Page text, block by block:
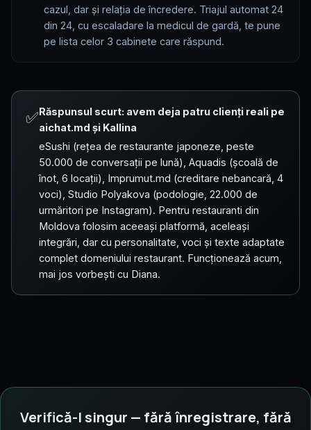
cazul, dar și relația de încredere. Triajul automat 24
din 24, cu escaladare la medicul de gardă, te pune
pe lista celor 3 cabinete care răspund.
✅Răspunsul scurt: avem deja patru clienți reali pe
aichat.md și Kallina
eSushi (rețea de restaurante japoneze, peste
50.000 de conversații pe lună), Aquadis (școală de
înot, 6 locații), Imprumut.md (creditare nebancară, 4
voci), Studio Polyakova (podologie, 22.000 de
urmăritori pe Instagram). Pentru restauranti din
Moldova folosim aceeași platformă, aceleași
integrări, dar cu personalitate, voci și texte adaptate
complet domeniului restaurant. Funcționează acum,
mai jos vorbești cu Diana.
Verifică-l singur — fără înregistrare, fără